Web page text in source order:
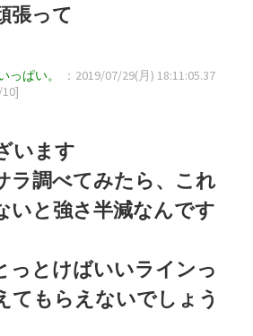
張って
っぱい。
：2019/07/29(月) 18:11:05.37
います
ラ調べてみたら、これ
いと強さ半減なんです
っとけばいいラインっ
てもらえないでしょう